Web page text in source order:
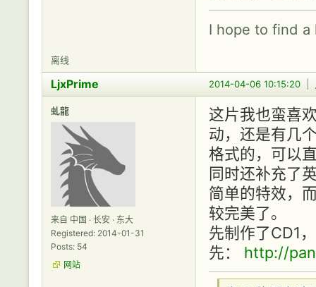
I hope to find
离线
2014-04-06 10:15:20
LjxPrime
虬龍
来自 中国 · 长安 · 东大
Registered: 2014-01-31
Posts: 54
网站
这片我也蛮喜
动，还是有几
格式的，可以
同时还补充了
简单的特效，
较完美了。
先制作了CD1
先： http://